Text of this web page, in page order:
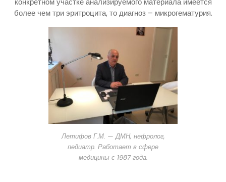
более чем три эритроцита, то диагноз – микрогематурия.
Летифов Г.М. — ДМН, нефролог,
педиатр. Работает в сфере
медицины с 1987 года.